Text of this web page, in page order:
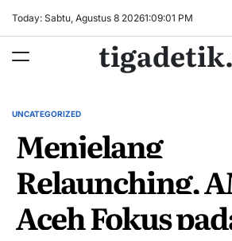
Today: Sabtu, Agustus 8 20261:09:02 PM
POSTED
UNCATEGORIZED
Menjelang
Relaunching,
Aceh Fokus